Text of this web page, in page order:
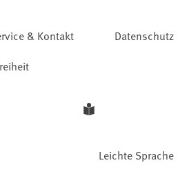
& Kontakt
Datenschutz
Leichte Sprache